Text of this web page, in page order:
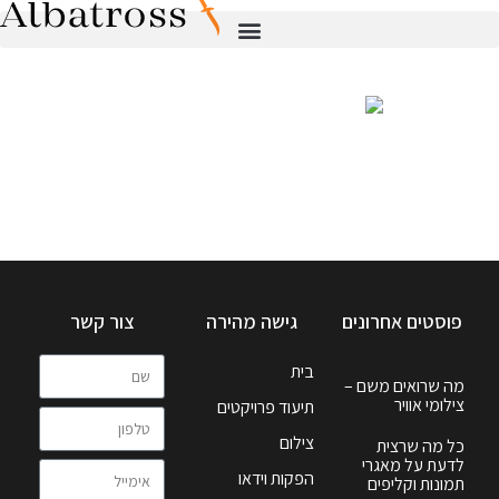
פוסטים אחרונים
מה שרואים משם –
צילומי אוויר
כל מה שרצית
לדעת על מאגרי
תמונות וקליפים
גישה מהירה
בית
תיעוד פרויקטים
צילום
הפקות וידאו
צור קשר